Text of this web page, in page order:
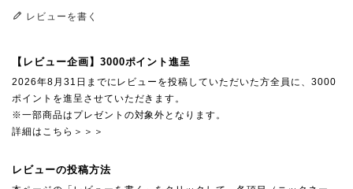
レビューを書く
【レビュー企画】3000ポイント進呈
2026年8月31日までにレビューを投稿していただいた方全員に、3000
ポイントを進呈させていただきます。
※一部商品はプレゼントの対象外となります。
詳細はこちら＞＞＞
レビューの投稿方法